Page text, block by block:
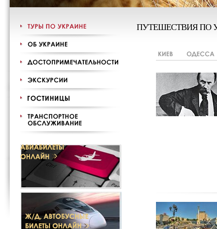
ПУТЕШЕСТВИЯ ПО